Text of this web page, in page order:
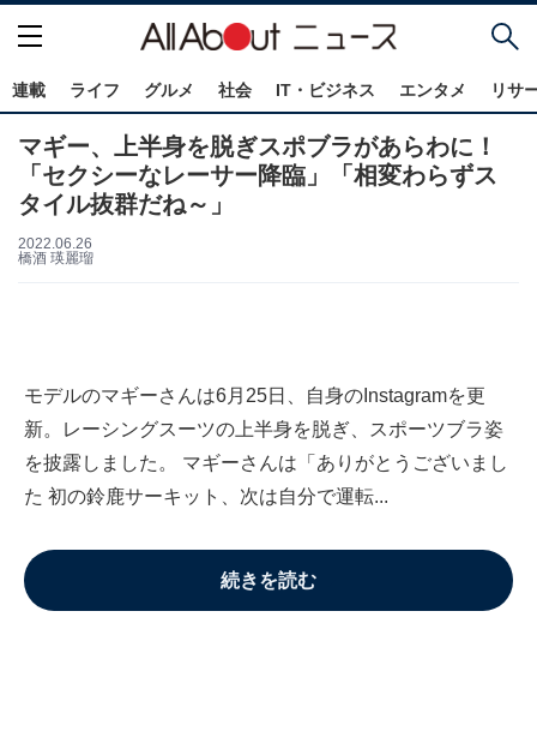
連載 ライフ グルメ 社会 IT・ビジネス エンタメ リサ
マギー、上半身を脱ぎスポブラがあらわに！
「セクシーなレーサー降臨」「相変わらずス
タイル抜群だね～」
2022.06.26
橋酒 瑛麗瑠
モデルのマギーさんは6月25日、自身のInstagramを更
新。レーシングスーツの上半身を脱ぎ、スポーツブラ姿
を披露しました。 マギーさんは「ありがとうございまし
た 初の鈴鹿サーキット、次は自分で運転...
続きを読む